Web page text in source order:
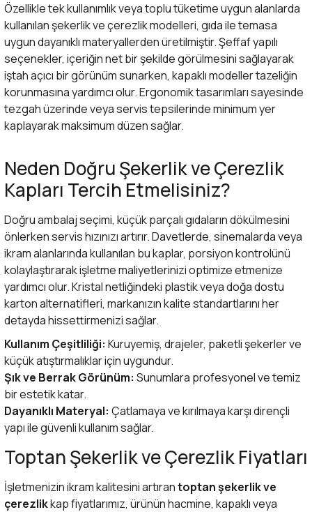
Özellikle tek kullanımlık veya toplu tüketime uygun alanlarda
kullanılan şekerlik ve çerezlik modelleri, gıda ile temasa
uygun dayanıklı materyallerden üretilmiştir. Şeffaf yapılı
seçenekler, içeriğin net bir şekilde görülmesini sağlayarak
iştah açıcı bir görünüm sunarken, kapaklı modeller tazeliğin
korunmasına yardımcı olur. Ergonomik tasarımları sayesinde
tezgah üzerinde veya servis tepsilerinde minimum yer
kaplayarak maksimum düzen sağlar.
Neden Doğru Şekerlik ve Çerezlik
Kapları Tercih Etmelisiniz?
Doğru ambalaj seçimi, küçük parçalı gıdaların dökülmesini
önlerken servis hızınızı artırır. Davetlerde, sinemalarda veya
ikram alanlarında kullanılan bu kaplar, porsiyon kontrolünü
kolaylaştırarak işletme maliyetlerinizi optimize etmenize
yardımcı olur. Kristal netliğindeki plastik veya doğa dostu
karton alternatifleri, markanızın kalite standartlarını her
detayda hissettirmenizi sağlar.
Kullanım Çeşitliliği: Kuruyemiş, drajeler, paketli şekerler ve
küçük atıştırmalıklar için uygundur.
Şık ve Berrak Görünüm: Sunumlara profesyonel ve temiz
bir estetik katar.
Dayanıklı Materyal: Çatlamaya ve kırılmaya karşı dirençli
yapı ile güvenli kullanım sağlar.
Toptan Şekerlik ve Çerezlik Fiyatları
İşletmenizin ikram kalitesini artırantoptan şekerlik ve
çerezlikkap fiyatlarımız, ürünün hacmine, kapaklı veya